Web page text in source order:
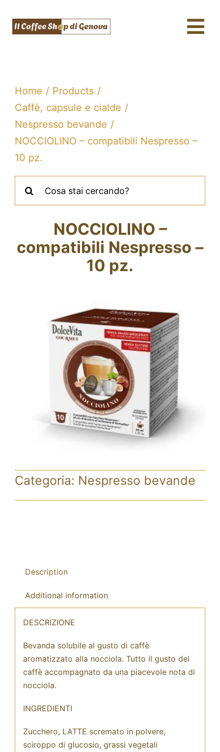
contenuto
Tè, tisane & Matcha
Acqua & SodaStream
Assistenza tecnica
Fidelity
Blog
Fidelity Card
Chi siamo
Home
Products
Caffè, capsule e cialde
Nespresso bevande
NOCCIOLINO – compatibili Nespresso –
10 pz.
per:
NOCCIOLINO –
compatibili Nespresso –
10 pz.
Categoria: Nespresso bevande
Description
Additional information
DESCRIZIONE
Bevanda solubile al gusto di caffè
aromatizzato alla nocciola. Tutto il gusto del
caffè accompagnato da una piacevole nota di
nocciola.
INGREDIENTI
Zucchero, LATTE scremato in polvere,
sciroppo di glucosio, grassi vegetali